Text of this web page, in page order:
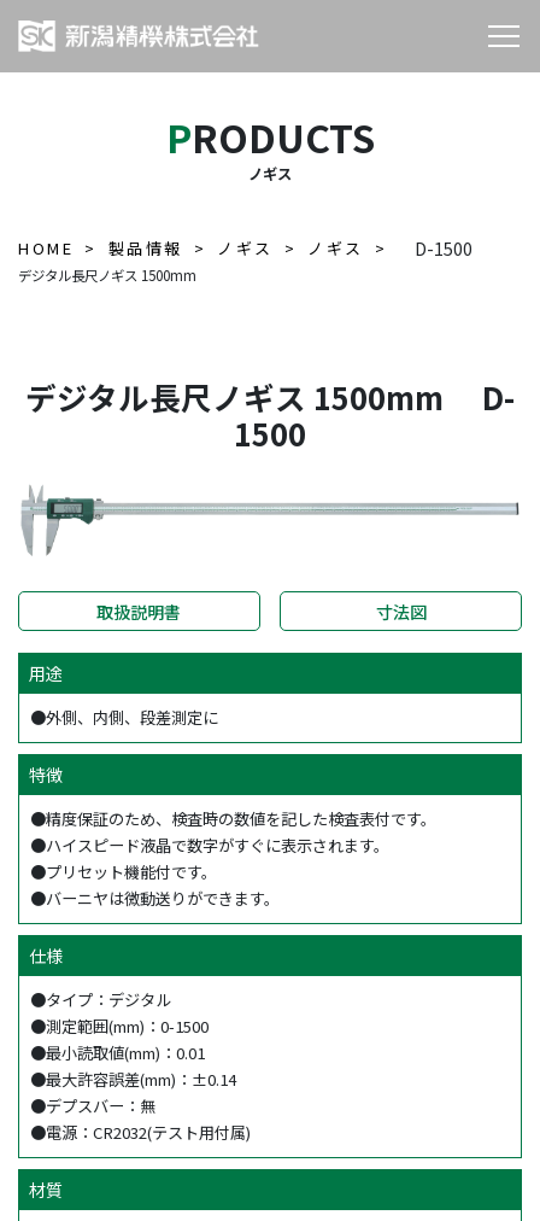
PRODUCTS
ノギス
HOME 製品情報 ノギス ノギス
デジタル長尺ノギス 1500mm
D-1500
デジタル長尺ノギス 1500mm D-
1500
取扱説明書 寸法図
用途
●外側、内側、段差測定に
特徴
●精度保証のため、検査時の数値を記した検査表付です。
●ハイスピード液晶で数字がすぐに表示されます。
●プリセット機能付です。
●バーニヤは微動送りができます。
仕様
●タイプ：デジタル
●測定範囲(mm)：0-1500
●最小読取値(mm)：0.01
●最大許容誤差(mm)：±0.14
●デプスバー：無
●電源：CR2032(テスト用付属)
材質